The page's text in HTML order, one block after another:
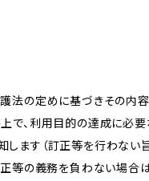
法の定めに基づきその内
で、利用目的の達成に必
ます（訂正等を行わない
等の義務を負わない場合